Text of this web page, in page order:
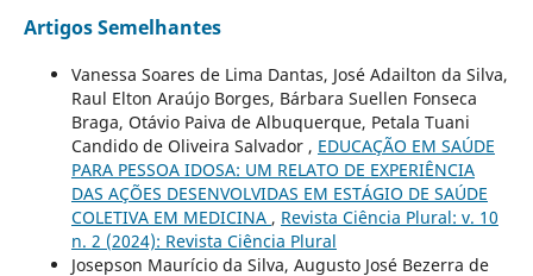
Artigos Semelhantes
Vanessa Soares de Lima Dantas, José Adailton da Silva,
Raul Elton Araújo Borges, Bárbara Suellen Fonseca
Braga, Otávio Paiva de Albuquerque, Petala Tuani
Candido de Oliveira Salvador , EDUCAÇÃO EM SAÚDE
PARA PESSOA IDOSA: UM RELATO DE EXPERIÊNCIA
DAS AÇÕES DESENVOLVIDAS EM ESTÁGIO DE SAÚDE
COLETIVA EM MEDICINA , Revista Ciência Plural: v. 10
n. 2 (2024): Revista Ciência Plural
Josepson Maurício da Silva, Augusto José Bezerra de